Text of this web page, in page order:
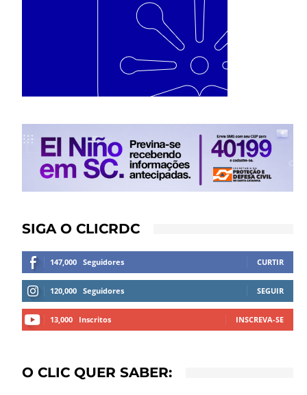
SIGA O CLICRDC
147,000 Seguidores CURTIR
120,000 Seguidores SEGUIR
13,000 Inscritos INSCREVA-SE
O CLIC QUER SABER: